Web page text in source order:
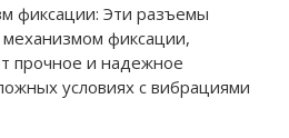
фиксации: Эти разъемы
фиксации,
прочное и надежное
условиях с вибрациями